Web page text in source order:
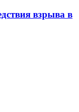
взрыва в